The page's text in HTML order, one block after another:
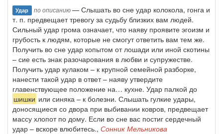
Удар по описанию— Слышать во сне удар колокола, гонга и
т. п. предвещает тревогу за судьбу близких вам людей.
Сильный удар грома означает, что наяву проявите эгоизм и
грубость к людям, которые не смогут ответить вам тем же.
Получить во сне удар копытом от лошади или иной скотины
– сие есть знак разочарования в любви и супружестве.
Получить удар кулаком – к крупной семейной разборке,
нанести такой удар в ответ – наяву утвердите
главенствующее положение на… кухне. Удар палкой до
шишки или синяка – к болезни. Слышать гулкие удары,
доносящиеся со двора при выбивании ковров, предвещает
массу хлопот по дому. Если во сне вас постиг сердечный
удар – вскоре влюбитесь., Сонник Мельникова